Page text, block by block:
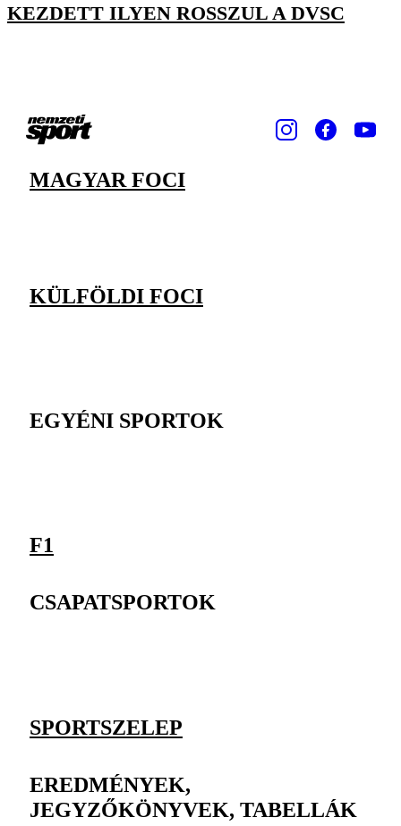
KEZDETT ILYEN ROSSZUL A DVSC
MAGYAR FOCI
KÜLFÖLDI FOCI
EGYÉNI SPORTOK
F1
CSAPATSPORTOK
SPORTSZELEP
EREDMÉNYEK,
JEGYZŐKÖNYVEK, TABELLÁK